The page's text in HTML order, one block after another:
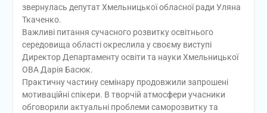
звернулась депутат Хмельницької обласної ради Уляна
Ткаченко.
Важливі питання сучасного розвитку освітнього
середовища області окреслила у своєму виступі
Директор Департаменту освіти та науки Хмельницької
ОВА Дарія Басюк.
Практичну частину семінару продовжили запрошені
мотиваційні спікери. В творчій атмосфери учасники
обговорили актуальні проблеми саморозвитку та